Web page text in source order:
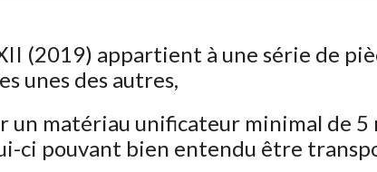
(2019) appartient à une série de
unes des autres,
un matériau unificateur minimal de 5
ci pouvant bien entendu être